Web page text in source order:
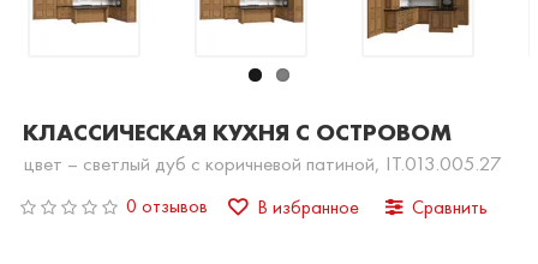
КЛАССИЧЕСКАЯ КУХНЯ С ОСТРОВОМ
цвет – светлый дуб с коричневой патиной, IT.013.005.27
0 отзывов В избранное Сравнить